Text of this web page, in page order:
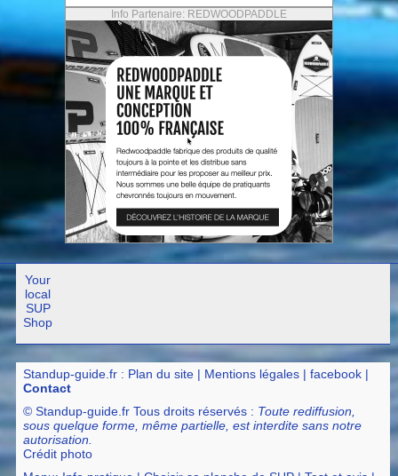
Info Partenaire: REDWOODPADDLE
Your
local
SUP
Shop
Standup-guide.fr : Plan du site | Mentions légales |facebook |
Contact
© Standup-guide.fr Tous droits réservés : Toute rediffusion,
sous quelque forme, même partielle, est interdite sans notre
autorisation.
Crédit photo